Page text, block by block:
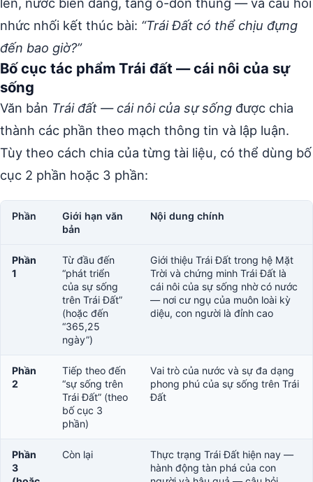
nhức nhối kết thúc bài: “Trái Đất có thể chịu đựng
đến bao giờ?”
Bố cục tác phẩm Trái đất — cái nôi của sự
sống
Văn bản Trái đất — cái nôi của sự sống được chia
thành các phần theo mạch thông tin và lập luận.
Tùy theo cách chia của từng tài liệu, có thể dùng bố
cục 2 phần hoặc 3 phần:
Phần
Giới hạn văn
bản
Nội dung chính
Phần
1
Từ đầu đến
“phát triển
của sự sống
trên Trái Đất”
(hoặc đến
“365,25
ngày”)
Giới thiệu Trái Đất trong hệ Mặt
Trời và chứng minh Trái Đất là
cái nôi của sự sống nhờ có nước
— nơi cư ngụ của muôn loài kỳ
diệu, con người là đỉnh cao
Phần
2
Tiếp theo đến
“sự sống trên
Trái Đất” (theo
bố cục 3
phần)
Vai trò của nước và sự đa dạng
phong phú của sự sống trên Trái
Đất
Phần
3
Còn lại
Thực trạng Trái Đất hiện nay —
hành động tàn phá của con